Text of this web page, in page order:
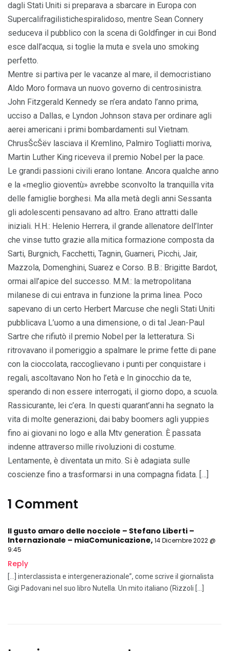
dagli Stati Uniti si preparava a sbarcare in Europa con
Supercalifragilistichespiralidoso, mentre Sean Connery
seduceva il pubblico con la scena di Goldfinger in cui Bond
esce dall’acqua, si toglie la muta e svela uno smoking
perfetto.
Mentre si partiva per le vacanze al mare, il democristiano
Aldo Moro formava un nuovo governo di centrosinistra.
John Fitzgerald Kennedy se n’era andato l’anno prima,
ucciso a Dallas, e Lyndon Johnson stava per ordinare agli
aerei americani i primi bombardamenti sul Vietnam.
ChrusŠcŠëv lasciava il Kremlino, Palmiro Togliatti moriva,
Martin Luther King riceveva il premio Nobel per la pace.
Le grandi passioni civili erano lontane. Ancora qualche anno
e la «meglio gioventù» avrebbe sconvolto la tranquilla vita
delle famiglie borghesi. Ma alla metà degli anni Sessanta
gli adolescenti pensavano ad altro. Erano attratti dalle
iniziali. H.H.: Helenio Herrera, il grande allenatore dell’Inter
che vinse tutto grazie alla mitica formazione composta da
Sarti, Burgnich, Facchetti, Tagnin, Guarneri, Picchi, Jair,
Mazzola, Domenghini, Suarez e Corso. B.B.: Brigitte Bardot,
ormai all’apice del successo. M.M.: la metropolitana
milanese di cui entrava in funzione la prima linea. Poco
sapevano di un certo Herbert Marcuse che negli Stati Uniti
pubblicava L’uomo a una dimensione, o di tal Jean-Paul
Sartre che rifiutò il premio Nobel per la letteratura. Si
ritrovavano il pomeriggio a spalmare le prime fette di pane
con la cioccolata, raccoglievano i punti per conquistare i
regali, ascoltavano Non ho l’età e In ginocchio da te,
sperando di non essere interrogati, il giorno dopo, a scuola.
Rassicurante, lei c’era. In questi quarant’anni ha segnato la
vita di molte generazioni, dai baby boomers agli yuppies
fino ai giovani no logo e alla Mtv generation. È passata
indenne attraverso mille rivoluzioni di costume.
Lentamente, è diventata un mito. Si è adagiata sulle
coscienze fino a trasformarsi in una compagna fidata. […]
1 Comment
Il gusto amaro delle nocciole – Stefano Liberti –
Internazionale – miaComunicazione,14 Dicembre 2022 @
9:45
Reply
[…] interclassista e intergenerazionale”, come scrive il giornalista
Gigi Padovani nel suo libro Nutella. Un mito italiano (Rizzoli […]